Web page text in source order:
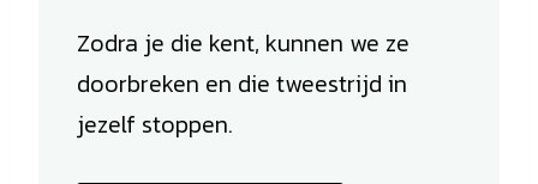
Zodra je die kent, kunnen we ze
doorbreken en die tweestrijd in
jezelf stoppen.